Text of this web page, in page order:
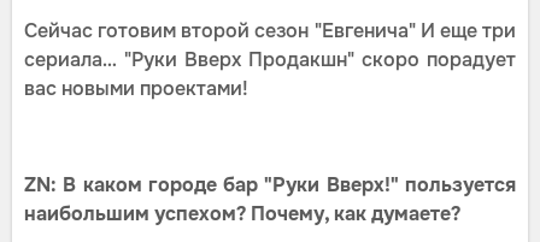
Сейчас готовим второй сезон "Евгенича" И еще три
сериала… "Руки Вверх Продакшн" скоро порадует
вас новыми проектами!
ZN: В каком городе бар "Руки Вверх!" пользуется
наибольшим успехом? Почему, как думаете?